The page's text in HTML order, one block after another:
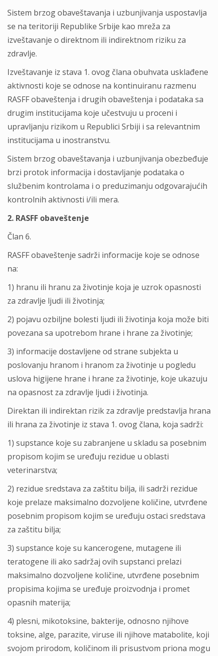
Sistem brzog obaveštavanja i uzbunjivanja uspostavlja
se na teritoriji Republike Srbije kao mreža za
izveštavanje o direktnom ili indirektnom riziku za
zdravlje.
Izveštavanje iz stava 1. ovog člana obuhvata usklađene
aktivnosti koje se odnose na kontinuiranu razmenu
RASFF obaveštenja i drugih obaveštenja i podataka sa
drugim institucijama koje učestvuju u proceni i
upravljanju rizikom u Republici Srbiji i sa relevantnim
institucijama u inostranstvu.
Sistem brzog obaveštavanja i uzbunjivanja obezbeđuje
brzi protok informacija i dostavljanje podataka o
službenim kontrolama i o preduzimanju odgovarajućih
kontrolnih aktivnosti i/ili mera.
2. RASFF obaveštenje
Član 6.
RASFF obaveštenje sadrži informacije koje se odnose
na:
1) hranu ili hranu za životinje koja je uzrok opasnosti
za zdravlje ljudi ili životinja;
2) pojavu ozbiljne bolesti ljudi ili životinja koja može biti
povezana sa upotrebom hrane i hrane za životinje;
3) informacije dostavljene od strane subjekta u
poslovanju hranom i hranom za životinje u pogledu
uslova higijene hrane i hrane za životinje, koje ukazuju
na opasnost za zdravlje ljudi i životinja.
Direktan ili indirektan rizik za zdravlje predstavlja hrana
ili hrana za životinje iz stava 1. ovog člana, koja sadrži:
1) supstance koje su zabranjene u skladu sa posebnim
propisom kojim se uređuju rezidue u oblasti
veterinarstva;
2) rezidue sredstava za zaštitu bilja, ili sadrži rezidue
koje prelaze maksimalno dozvoljene količine, utvrđene
posebnim propisom kojim se uređuju ostaci sredstava
za zaštitu bilja;
3) supstance koje su kancerogene, mutagene ili
teratogene ili ako sadržaj ovih supstanci prelazi
maksimalno dozvoljene količine, utvrđene posebnim
propisima kojima se uređuje proizvodnja i promet
opasnih materija;
4) plesni, mikotoksine, bakterije, odnosno njihove
toksine, alge, parazite, viruse ili njihove matabolite, koji
svojom prirodom, količinom ili prisustvom priona mogu